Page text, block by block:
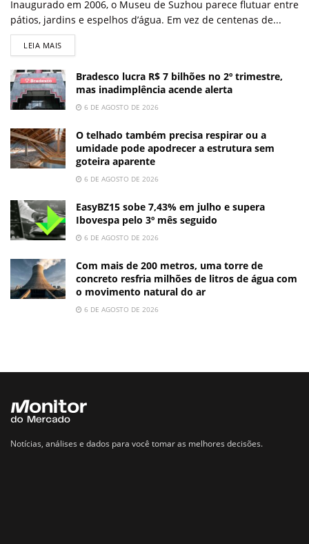
Inaugurado em 2006, o Museu de Suzhou parece flutuar entre
pátios, jardins e espelhos d’água. Em vez de centenas de...
LEIA MAIS
Bradesco lucra R$ 7 bilhões no 2º trimestre,
mas inadimplência acende alerta
6 DE AGOSTO DE 2026
O telhado também precisa respirar ou a
umidade pode apodrecer a estrutura sem
goteira aparente
6 DE AGOSTO DE 2026
EasyBZ15 sobe 7,43% em julho e supera
Ibovespa pelo 3º mês seguido
6 DE AGOSTO DE 2026
Com mais de 200 metros, uma torre de
concreto resfria milhões de litros de água com
o movimento natural do ar
6 DE AGOSTO DE 2026
Notícias, análises e dados para você tomar as melhores decisões.